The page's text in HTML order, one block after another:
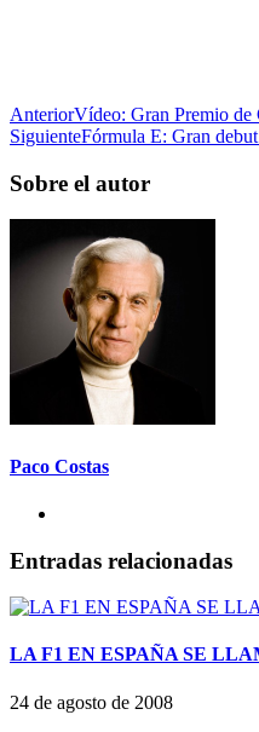
AnteriorVídeo: Gran Premio de
SiguienteFórmula E: Gran
Sobre el autor
Paco Costas
Entradas relacionadas
LA F1 EN ESPAÑA SE
24 de agosto de 2008